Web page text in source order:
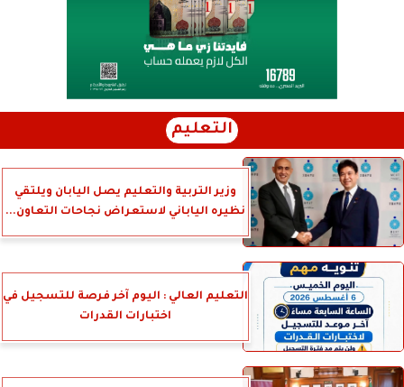
التعليم
وزير التربية والتعليم يصل اليابان ويلتقي
نظيره الياباني لاستعراض نجاحات التعاون...
التعليم العالي : اليوم آخر فرصة للتسجيل في
اختبارات القدرات